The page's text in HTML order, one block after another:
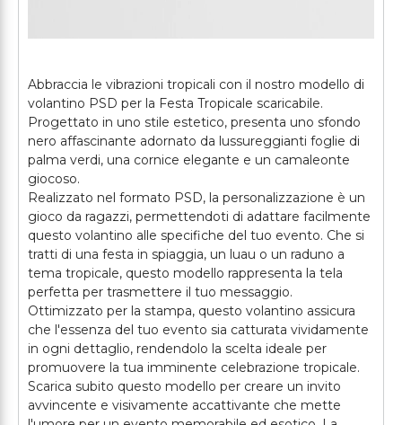
Abbraccia le vibrazioni tropicali con il nostro modello di
volantino PSD per la Festa Tropicale scaricabile.
Progettato in uno stile estetico, presenta uno sfondo
nero affascinante adornato da lussureggianti foglie di
palma verdi, una cornice elegante e un camaleonte
giocoso.
Realizzato nel formato PSD, la personalizzazione è un
gioco da ragazzi, permettendoti di adattare facilmente
questo volantino alle specifiche del tuo evento. Che si
tratti di una festa in spiaggia, un luau o un raduno a
tema tropicale, questo modello rappresenta la tela
perfetta per trasmettere il tuo messaggio.
Ottimizzato per la stampa, questo volantino assicura
che l'essenza del tuo evento sia catturata vividamente
in ogni dettaglio, rendendolo la scelta ideale per
promuovere la tua imminente celebrazione tropicale.
Scarica subito questo modello per creare un invito
avvincente e visivamente accattivante che mette